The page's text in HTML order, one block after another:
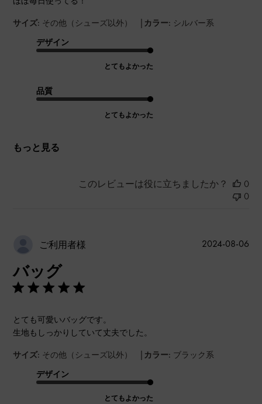
サイズ: その他（シューズ以外） | カラー: シルバー系
デザイン
とてもよかった
品質
とてもよかった
もっと見る
このレビューは役に立ちましたか？
0
0
ご利用者様
バッグ
とても可愛いバッグです。
生地もしっかりしていて丈夫でした。
サイズ: その他（シューズ以外） | カラー: ブラック系
デザイン
とてもよかった
公
2024-08-06